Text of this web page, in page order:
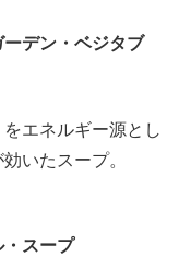
デン・ベジタブ
エネルギー源とし
いたスープ。
・スープ